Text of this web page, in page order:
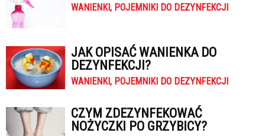
WANIENKI, POJEMNIKI DO DEZYNFEKCJI
JAK OPISAĆ WANIENKA DO
DEZYNFEKCJI?
WANIENKI, POJEMNIKI DO DEZYNFEKCJI
CZYM ZDEZYNFEKOWAĆ
NOŻYCZKI PO GRZYBICY?